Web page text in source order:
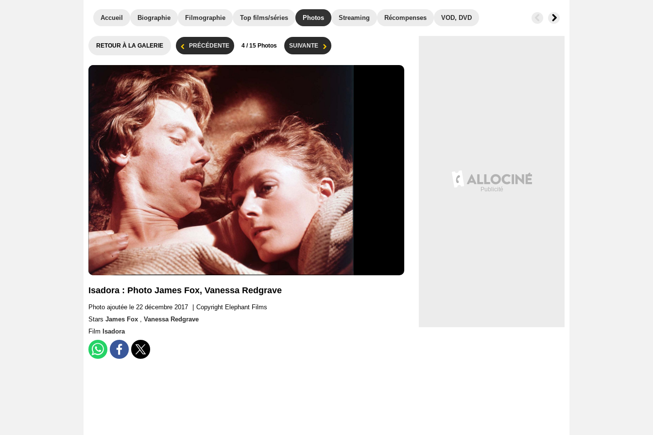
Accueil Biographie Filmographie Top films/séries Photos Streaming Récompenses VOD, DVD
RETOUR À LA GALERIE PRÉCÉDENTE 4 / 15 Photos SUIVANTE
Isadora : Photo James Fox, Vanessa Redgrave
Photo ajoutée le 22 décembre 2017
Copyright Elephant Films
Stars James Fox , Vanessa Redgrave
Film Isadora